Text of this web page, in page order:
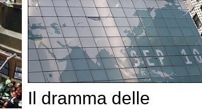
Il dramma delle